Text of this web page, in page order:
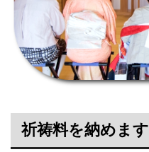
祈祷料を納めます